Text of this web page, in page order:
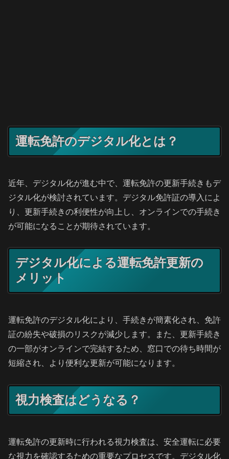
運転免許のデジタル化とは？
近年、デジタル化が進む中で、運転免許の更新手続きもデ
ジタル化が検討されています。デジタル免許証の導入によ
り、更新手続きの利便性が向上し、オンラインでの手続き
が可能になることが期待されています。
デジタル化による運転免許更新の
メリット
運転免許のデジタル化により、手続きが簡素化され、免許
証の紛失や破損のリスクが減少します。また、更新手続き
の一部がオンラインで完結するため、窓口での待ち時間が
短縮され、より便利な更新が可能になります。
視力検査はどうなる？
運転免許の更新時に行われる視力検査は、安全運転に必要
な視力を確認するための重要なプロセスです。デジタル化